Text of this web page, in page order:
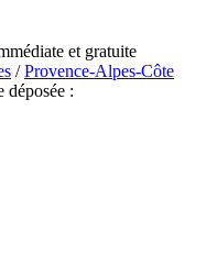
et gratuite
/Provence-Alpes-Côte
déposée :